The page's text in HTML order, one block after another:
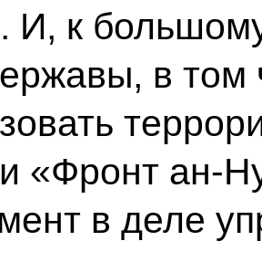
И, к
в
ан-
в деле